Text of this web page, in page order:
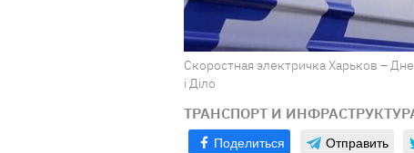
Скоростная электричка Харьков –
і Діло
ТРАНСПОРТ И
Поделиться Отправить